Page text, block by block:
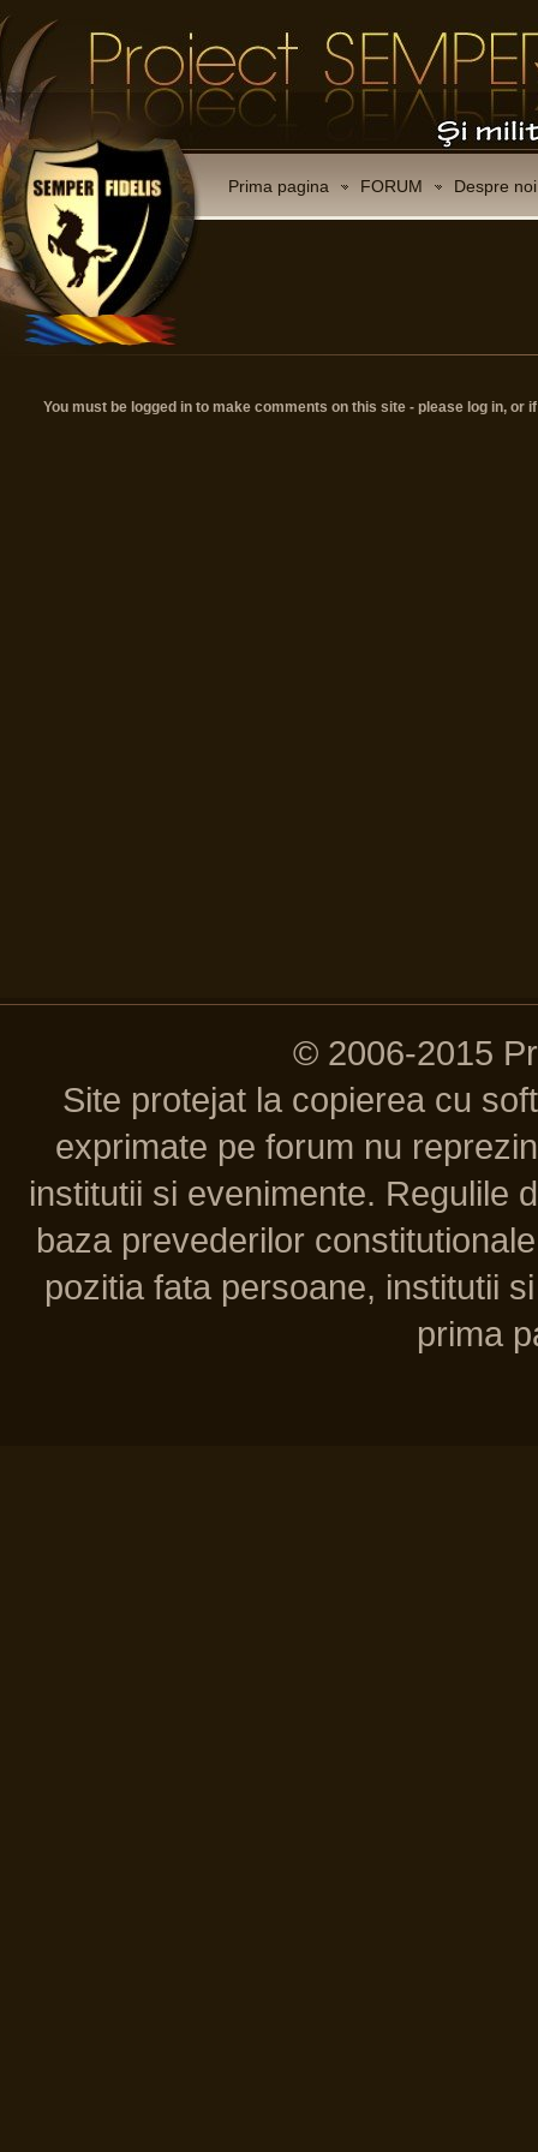
Prima pagina FORUM Despre noi
You must be logged in to make comments on this site - please log in,
© 2006-2015
Site protejat la copierea cu
exprimate pe forum nu
institutii si evenimente. Regulile
baza prevederilor
pozitia fata persoane, institutii
prima